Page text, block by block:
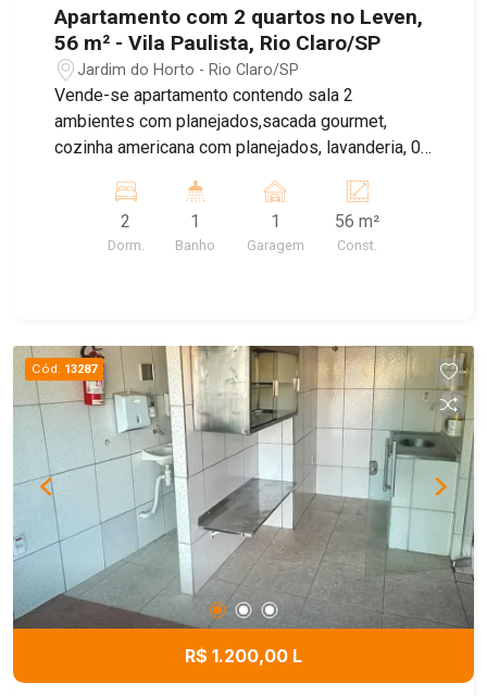
Apartamento com 2 quartos no Leven,
56 m² - Vila Paulista, Rio Claro/SP
Jardim do Horto - Rio Claro/SP
Vende-se apartamento contendo sala 2
ambientes com planejados,sacada gourmet,
cozinha americana com planejados, lavanderia, 02
2
Dorm.
1
Banho
1
Garagem
56 m²
Const.
Cód. 13287
R$ 1.200,00 L